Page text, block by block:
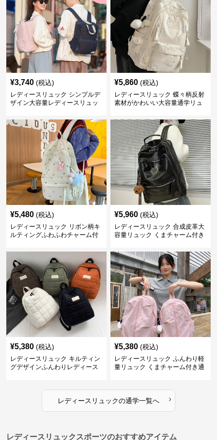
¥3,740 (税込)
レディースリュック シンプルデ
ザイン大容量レディースリュッ
¥5,860 (税込)
レディースリュック 蝶々柄反射
素材がかわいい大容量通学リュ
¥5,480 (税込)
レディースリュック リボン柄キ
ルティングふわふわチャーム付
¥5,960 (税込)
レディースリュック 合成皮革大
容量リュック くまチャーム付き
¥5,380 (税込)
レディースリュック キルティン
グデザインふんわりレディース
¥5,380 (税込)
レディースリュック ふんわり軽
量リュック くまチャーム付き通
レディースリュックの通学一覧へ ›
レディースリュックスポーツのおすすめアイテム